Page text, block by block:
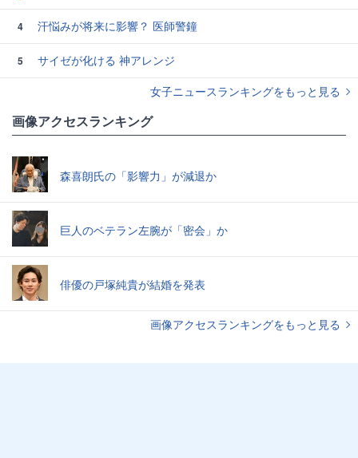
4 汗悩みが将来に影響？ 医師警鐘
5
サイゼが化ける 神アレンジ
女子ニュースランキングをもっと見る
画像アクセスランキング
森喜朗氏の「影響力」が減退か
巨人のベテラン左腕が「密会」か
俳優の戸塚純貴が結婚を発表
画像アクセスランキングをもっと見る